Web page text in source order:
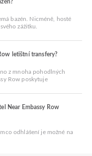
bazén. Nicméně, hosté
zážitku.
letištní transfery?
z mnoha pohodlných
Row poskytuje
Near Embassy Row
odhlášení je možné na